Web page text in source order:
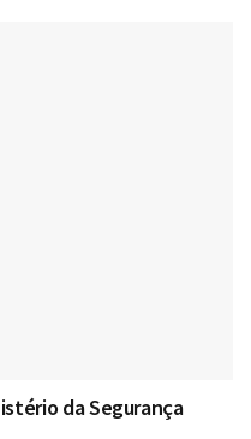
da Segurança